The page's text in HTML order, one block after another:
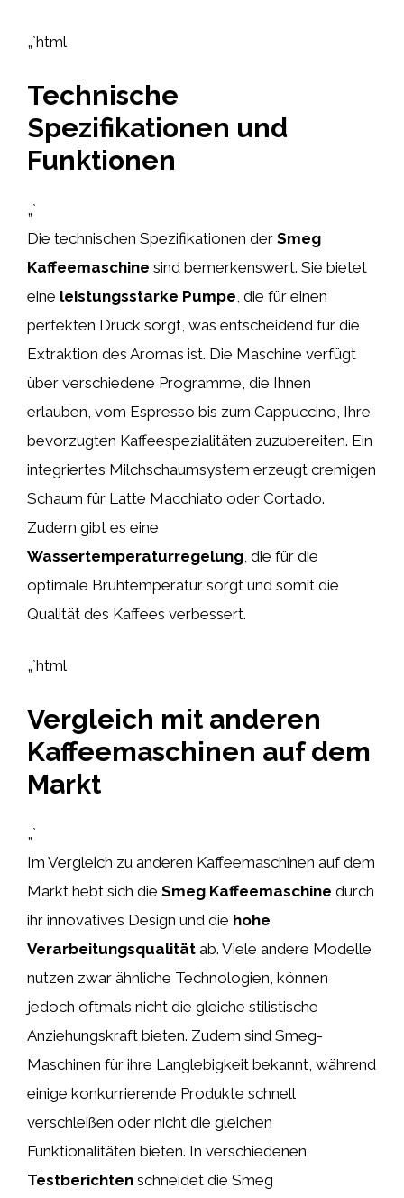
„`html
Technische
Spezifikationen und
Funktionen
„`
Die technischen Spezifikationen der Smeg
Kaffeemaschine sind bemerkenswert. Sie bietet
eine leistungsstarke Pumpe , die für einen
perfekten Druck sorgt, was entscheidend für die
Extraktion des Aromas ist. Die Maschine verfügt
über verschiedene Programme, die Ihnen
erlauben, vom Espresso bis zum Cappuccino, Ihre
bevorzugten Kaffeespezialitäten zuzubereiten. Ein
integriertes Milchschaumsystem erzeugt cremigen
Schaum für Latte Macchiato oder Cortado.
Zudem gibt es eine
Wassertemperaturregelung , die für die
optimale Brühtemperatur sorgt und somit die
Qualität des Kaffees verbessert.
„`html
Vergleich mit anderen
Kaffeemaschinen auf dem
Markt
„`
Im Vergleich zu anderen Kaffeemaschinen auf dem
Markt hebt sich die Smeg Kaffeemaschine durch
ihr innovatives Design und die hohe
Verarbeitungsqualität ab. Viele andere Modelle
nutzen zwar ähnliche Technologien, können
jedoch oftmals nicht die gleiche stilistische
Anziehungskraft bieten. Zudem sind Smeg-
Maschinen für ihre Langlebigkeit bekannt, während
einige konkurrierende Produkte schnell
verschleißen oder nicht die gleichen
Funktionalitäten bieten. In verschiedenen
Testberichten schneidet die Smeg